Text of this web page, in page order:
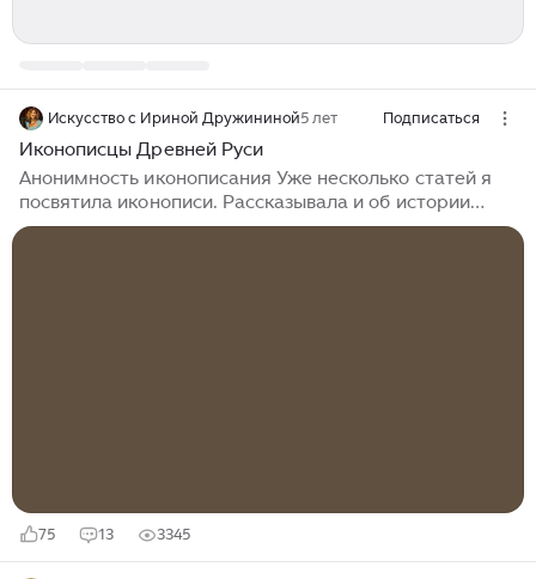
Искусство с Ириной Дружининой5 лет Подписаться
Иконописцы Древней Руси
Анонимность иконописания Уже несколько статей я
посвятила иконописи. Рассказывала и об истории
появления и характерных чертах такого рода
75 13 3345